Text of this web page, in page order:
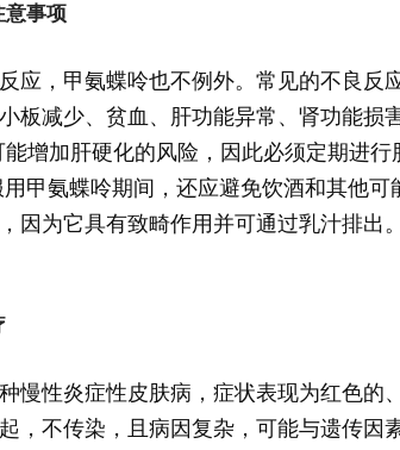
意事项
应，甲氨蝶呤也不例外。常见的不良反
板减少、贫血、肝功能异常、肾功能损
增加肝硬化的风险，因此必须定期进
甲氨蝶呤期间，还应避免饮酒和其他可
因为它具有致畸作用并可通过乳汁排出
慢性炎症性皮肤病，症状表现为红色的
，不传染，且病因复杂，可能与遗传因